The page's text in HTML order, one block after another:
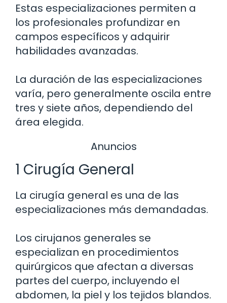
Estas especializaciones permiten a
los profesionales profundizar en
campos específicos y adquirir
habilidades avanzadas.
La duración de las especializaciones
varía, pero generalmente oscila entre
tres y siete años, dependiendo del
área elegida.
Anuncios
1 Cirugía General
La cirugía general es una de las
especializaciones más demandadas.
Los cirujanos generales se
especializan en procedimientos
quirúrgicos que afectan a diversas
partes del cuerpo, incluyendo el
abdomen, la piel y los tejidos blandos.